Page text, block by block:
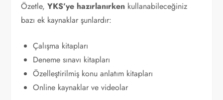
Özetle,YKS’ye hazırlanırken kullanabileceğiniz
bazı ek kaynaklar şunlardır:
Çalışma kitapları
Deneme sınavı kitapları
Özelleştirilmiş konu anlatım kitapları
Online kaynaklar ve videolar